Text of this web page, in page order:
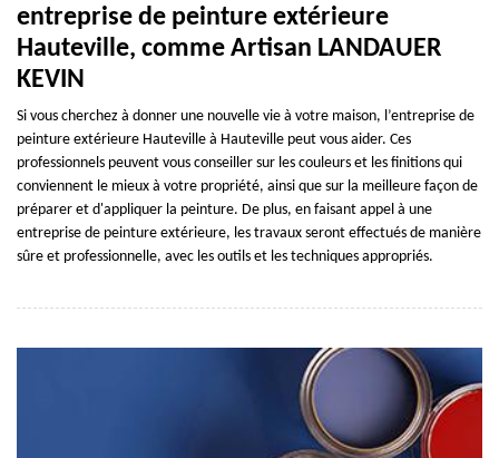
entreprise de peinture extérieure
Hauteville, comme Artisan LANDAUER
KEVIN
Si vous cherchez à donner une nouvelle vie à votre maison, l’entreprise de
peinture extérieure Hauteville à Hauteville peut vous aider. Ces
professionnels peuvent vous conseiller sur les couleurs et les finitions qui
conviennent le mieux à votre propriété, ainsi que sur la meilleure façon de
préparer et d'appliquer la peinture. De plus, en faisant appel à une
entreprise de peinture extérieure, les travaux seront effectués de manière
sûre et professionnelle, avec les outils et les techniques appropriés.